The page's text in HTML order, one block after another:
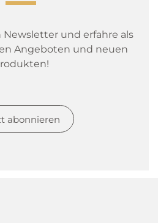
und erfahre als
Angeboten und neuen
abonnieren